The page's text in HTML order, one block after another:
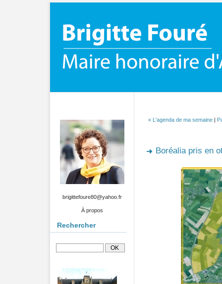
brigittefoure80@yahoo.fr
À propos
Rechercher
« L'agenda de ma semaine|
Boréalia pris en